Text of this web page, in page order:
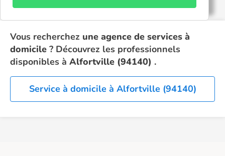
Vous recherchez une agence de services à
domicile ? Découvrez les professionnels
disponibles à Alfortville (94140) .
Service à domicile à Alfortville (94140)